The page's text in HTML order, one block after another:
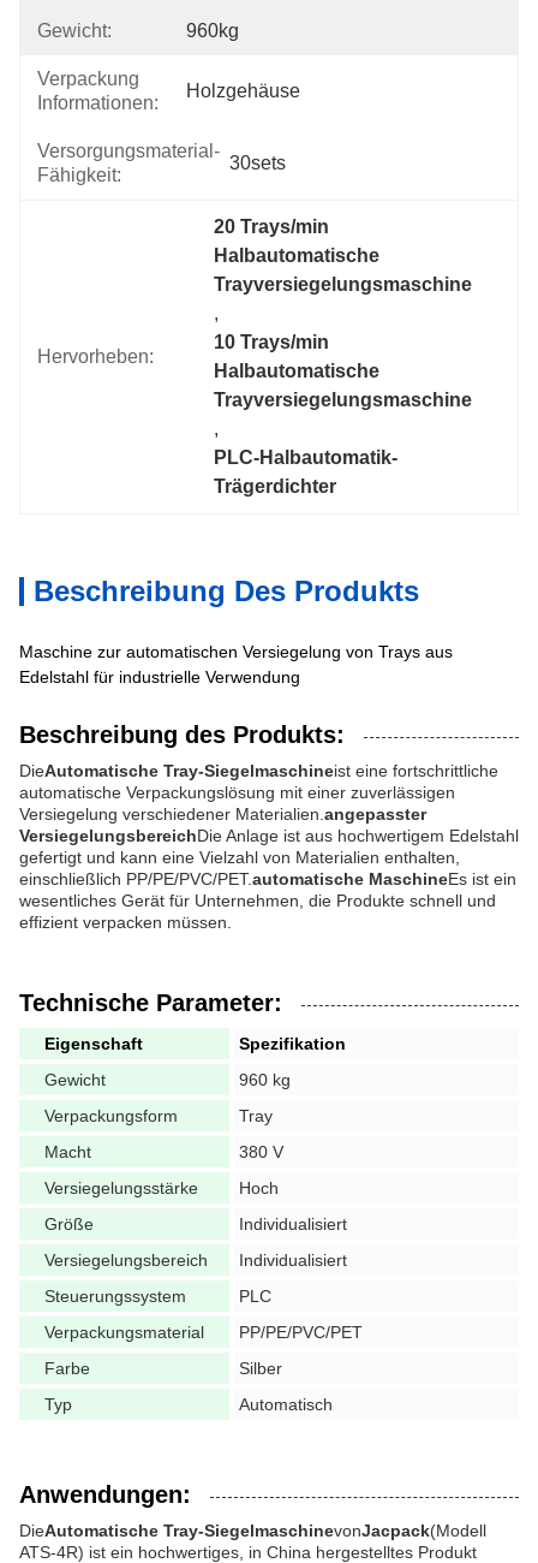
Gewicht: 960kg
Verpackung
Informationen:
Holzgehäuse
Versorgungsmaterial-
Fähigkeit:
30sets
Hervorheben:
20 Trays/min
Halbautomatische
Trayversiegelungsmaschine
,
10 Trays/min
Halbautomatische
Trayversiegelungsmaschine
,
PLC-Halbautomatik-
Trägerdichter
Beschreibung Des Produkts
Maschine zur automatischen Versiegelung von Trays aus
Edelstahl für industrielle Verwendung
Beschreibung des Produkts:
DieAutomatische Tray-Siegelmaschineist eine fortschrittliche
automatische Verpackungslösung mit einer zuverlässigen
Versiegelung verschiedener Materialien. angepasster
VersiegelungsbereichDie Anlage ist aus hochwertigem Edelstahl
gefertigt und kann eine Vielzahl von Materialien enthalten,
einschließlich PP/PE/PVC/PET.automatische MaschineEs ist ein
wesentliches Gerät für Unternehmen, die Produkte schnell und
effizient verpacken müssen.
Technische Parameter:
Eigenschaft
Spezifikation
Gewicht
960 kg
Verpackungsform
Tray
Macht
380 V
Versiegelungsstärke
Hoch
Größe
Individualisiert
Versiegelungsbereich
Individualisiert
Steuerungssystem
PLC
Verpackungsmaterial
PP/PE/PVC/PET
Farbe
Silber
Typ
Automatisch
Anwendungen:
DieAutomatische Tray-SiegelmaschinevonJacpack(Modell
ATS-4R) ist ein hochwertiges, in China hergestelltes Produkt